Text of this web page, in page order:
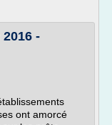
-
ont amorcé